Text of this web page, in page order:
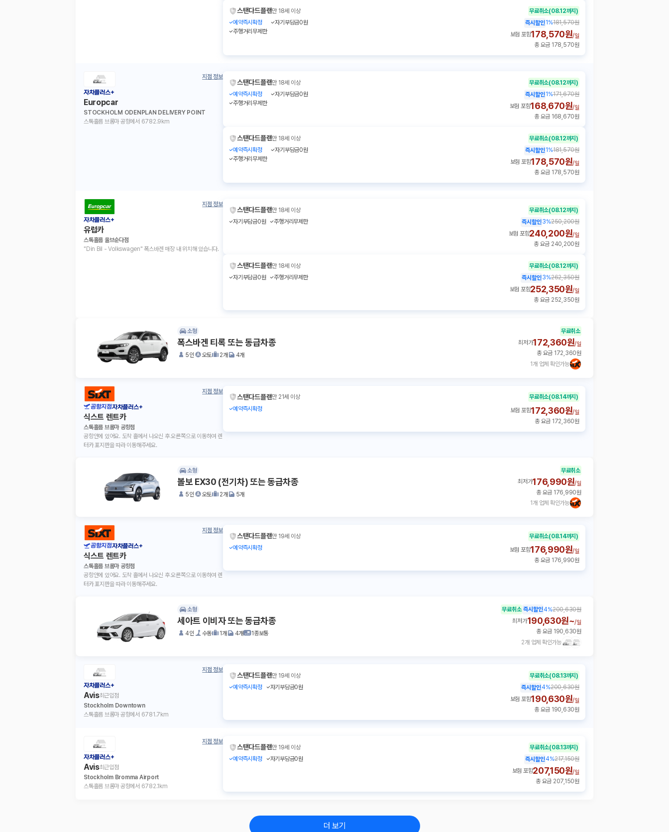
스탠다드플랜만 18세 이상 무료취소(08.12까지)
예약즉시확정
자기부담금0원
주행거리무제한
즉시할인1 %181,570원
보험 포함178,570원/일
총 요금 178,570원
지점 정보
자차플러스+
Europcar
STOCKHOLM ODENPLAN DELIVERY POINT
스톡홀름 브롬마 공항에서 6782.9km
스탠다드플랜만 18세 이상 무료취소(08.12까지)
예약즉시확정
자기부담금0원
주행거리무제한
즉시할인1 %171,670원
보험 포함168,670원/일
총 요금 168,670원
스탠다드플랜만 18세 이상 무료취소(08.12까지)
예약즉시확정
자기부담금0원
주행거리무제한
즉시할인1 %181,570원
보험 포함178,570원/일
총 요금 178,570원
지점 정보
자차플러스+
유럽카
스톡홀름 울브순다점
"Din Bil - Volkswagen" 폭스바겐 매장 내 위치해 있습니다.
스탠다드플랜만 18세 이상 무료취소(08.12까지)
자기부담금0원
주행거리무제한 즉시할인3%250,200원
보험 포함240,200원/일
총 요금 240,200원
스탠다드플랜만 18세 이상 무료취소(08.12까지)
자기부담금0원
주행거리무제한 즉시할인3%262,350원
보험 포함252,350원/일
총 요금 252,350원
소형
폭스바겐 티록 또는 동급차종
5인 오토 2개
4개
1개 업체 확인가능
무료취소
최저가172,360원/일
총 요금 172,360원
지점 정보
공항지점자차플러스+
식스트 렌트카
스톡홀름 브롬마 공항점
공항안에 있어요. 도착 홀에서 나오신 후 오른쪽으로 이동하여 렌
터카 표지판을 따라 이동해주세요.
스탠다드플랜만 21세 이상 무료취소(08.14까지)
예약즉시확정
보험 포함172,360원/일
총 요금 172,360원
소형
볼보 EX30 (전기차) 또는 동급차종
5인 오토 2개
5개
1개 업체 확인가능
무료취소
최저가176,990원/일
총 요금 176,990원
지점 정보
공항지점자차플러스+
식스트 렌트카
스톡홀름 브롬마 공항점
공항안에 있어요. 도착 홀에서 나오신 후 오른쪽으로 이동하여 렌
터카 표지판을 따라 이동해주세요.
스탠다드플랜만 19세 이상 무료취소(08.14까지)
예약즉시확정
보험 포함176,990원/일
총 요금 176,990원
소형
세아트 이비자 또는 동급차종
4인 수동 1개 4개
1종보통
2개 업체 확인가능
무료취소 즉시할인4%200,630원
최저가190,630원~/일
총 요금 190,630원
지점 정보
자차플러스+
Avis최근입점
Stockholm Downtown
스톡홀름 브롬마 공항에서 6781.7km
스탠다드플랜만 19세 이상 무료취소(08.13까지)
예약즉시확정
자기부담금0원 즉시할인4%200,630원
보험 포함190,630원/일
총 요금 190,630원
지점 정보
자차플러스+
Avis최근입점
Stockholm Bromma Airport
스톡홀름 브롬마 공항에서 6782.1km
스탠다드플랜만 19세 이상 무료취소(08.13까지)
예약즉시확정
자기부담금0원 즉시할인4%217,150원
보험 포함207,150원/일
총 요금 207,150원
더 보기